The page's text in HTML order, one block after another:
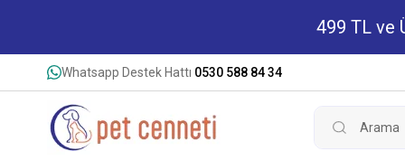
499 TL ve
Whatsapp Destek Hattı 0530 588 84 34